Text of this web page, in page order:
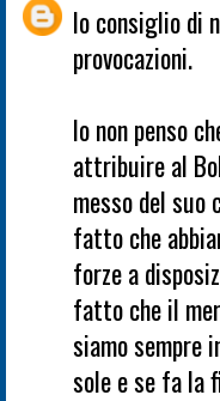
Io consiglio di
provocazioni.
Io non penso
attribuire al
messo del
fatto che
forze a
fatto che il
siamo sempre
sole e se fa la